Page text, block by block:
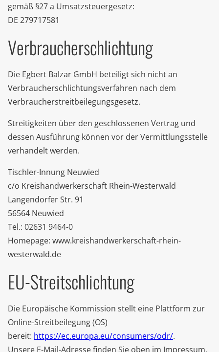
gemäß §27 a Umsatzsteuergesetz:
DE 279717581
Verbraucherschlichtung
Die Egbert Balzar GmbH beteiligt sich nicht an
Verbraucherschlichtungsverfahren nach dem
Verbraucherstreitbeilegungsgesetz.
Streitigkeiten über den geschlossenen Vertrag und
dessen Ausführung können vor der Vermittlungsstelle
verhandelt werden.
Tischler-Innung Neuwied
c/o Kreishandwerkerschaft Rhein-Westerwald
Langendorfer Str. 91
56564 Neuwied
Tel.: 02631 9464-0
Homepage: www.kreishandwerkerschaft-rhein-
westerwald.de
EU-Streitschlichtung
Die Europäische Kommission stellt eine Plattform zur
Online-Streitbeilegung (OS)
bereit: https://ec.europa.eu/consumers/odr/.
Unsere E-Mail-Adresse finden Sie oben im Impressum.